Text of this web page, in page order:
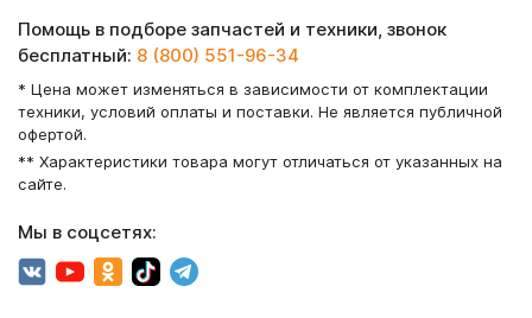
Помощь в подборе запчастей и техники, звонок
бесплатный: 8 (800) 551-96-34
* Цена может изменяться в зависимости от комплектации
техники, условий оплаты и поставки. Не является публичной
офертой.
** Характеристики товара могут отличаться от указанных на
сайте.
Мы в соцсетях: